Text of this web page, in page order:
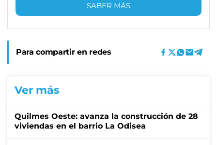
SABER MÁS
Para compartir en redes
Ver más
Quilmes Oeste: avanza la construcción de 28
viviendas en el barrio La Odisea